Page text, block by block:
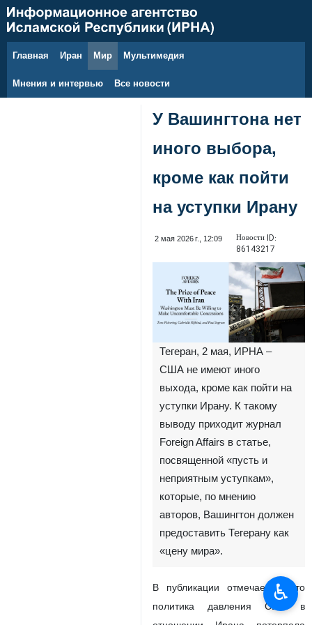
10 августа 2026 г.
Главная Иран Мир Мультимедия
Мнения и интервью Все новости
У Вашингтона нет
иного выбора,
кроме как пойти
на уступки Ирану
2 мая 2026 г., 12:09
Новости ID:
86143217
Тегеран, 2 мая, ИРНА –
США не имеют иного
выхода, кроме как пойти на
уступки Ирану. К такому
выводу приходит журнал
Foreign Affairs в статье,
посвященной «пусть и
неприятным уступкам»,
которые, по мнению
авторов, Вашингтон должен
предоставить Тегерану как
«цену мира».
В публикации отмечается, что
политика давления США в
♿︎